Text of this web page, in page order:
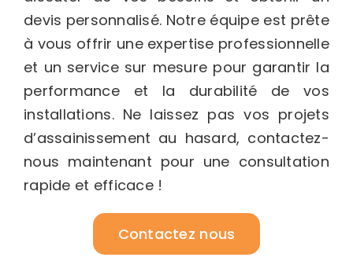
devis personnalisé. Notre équipe est prête
à vous offrir une expertise professionnelle
et un service sur mesure pour garantir la
performance et la durabilité de vos
installations. Ne laissez pas vos projets
d’assainissement au hasard, contactez-
nous maintenant pour une consultation
rapide et efficace !
Contactez nous